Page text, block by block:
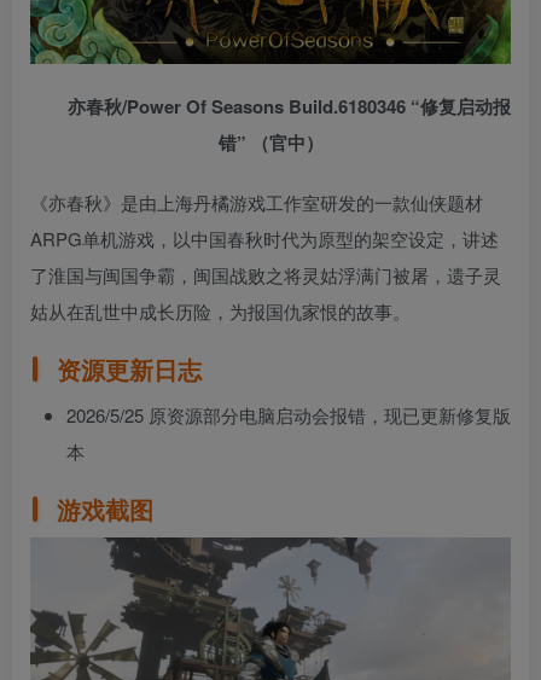
亦春秋/Power Of Seasons Build.6180346 “修复启动报
错” （官中）
《亦春秋》是由上海丹橘游戏工作室研发的一款仙侠题材
ARPG单机游戏，以中国春秋时代为原型的架空设定，讲述
了淮国与闽国争霸，闽国战败之将灵姑浮满门被屠，遗子灵
姑从在乱世中成长历险，为报国仇家恨的故事。
资源更新日志
2026/5/25 原资源部分电脑启动会报错，现已更新修复版
本
游戏截图